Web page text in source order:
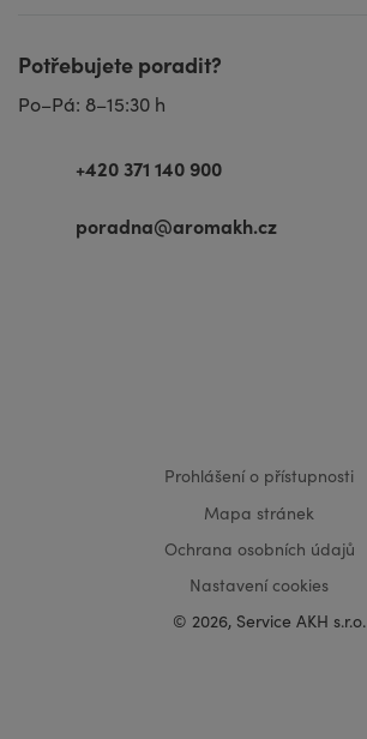
Potřebujete poradit?
Po–Pá: 8–15:30 h
+420 371 140 900
poradna@aromakh.cz
Prohlášení o přístupnosti
Mapa stránek
Ochrana osobních údajů
Nastavení cookies
© 2026, Service AKH s.r.o.